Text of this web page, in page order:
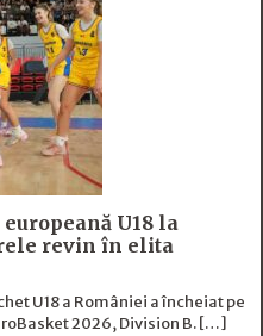
U18 la
revin în elita
U18 a României a încheiat pe
2026, Division B. […]